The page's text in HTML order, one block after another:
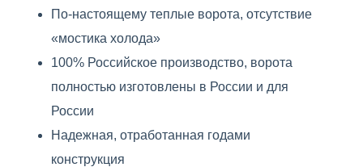
По-настоящему теплые ворота, отсутствие
«мостика холода»
100% Российское производство, ворота
полностью изготовлены в России и для
России
Надежная, отработанная годами
конструкция